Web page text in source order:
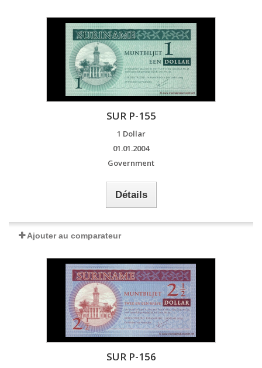
SUR P-155
1 Dollar
01.01.2004
Government
Détails
Ajouter au comparateur
SUR P-156